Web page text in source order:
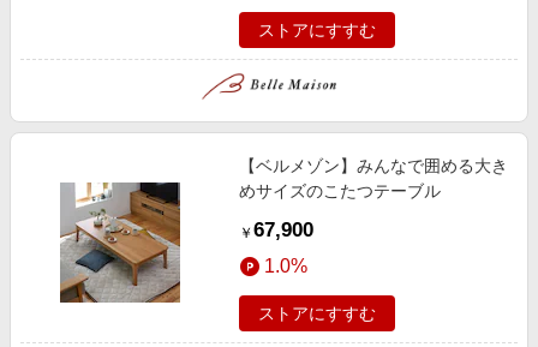
ストアにすすむ
【ベルメゾン】みんなで囲める大き
めサイズのこたつテーブル
￥ 67,900
1.0%
ストアにすすむ